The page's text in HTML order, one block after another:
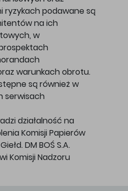
ryzykach podawane są
na ich
w
warunkach obrotu.
są również w
serwisach
działalność na
Komisji Papierów
DM BOŚ S.A.
Komisji Nadzoru